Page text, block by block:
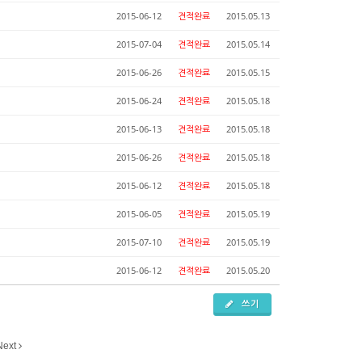
2015-06-12 견적완료 2015.05.13
2015-07-04 견적완료 2015.05.14
2015-06-26 견적완료 2015.05.15
2015-06-24 견적완료 2015.05.18
2015-06-13 견적완료 2015.05.18
2015-06-26 견적완료 2015.05.18
2015-06-12 견적완료 2015.05.18
2015-06-05 견적완료 2015.05.19
2015-07-10 견적완료 2015.05.19
2015-06-12 견적완료 2015.05.20
쓰기